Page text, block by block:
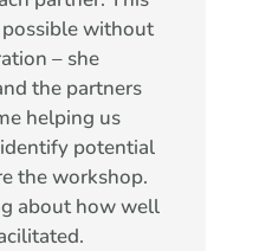
without
– she
the partners
helping us
potential
the workshop.
about how well